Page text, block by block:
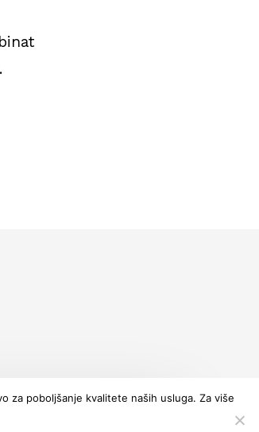
za poboljšanje kvalitete naših usluga. Za više